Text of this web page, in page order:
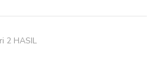
2 HASIL